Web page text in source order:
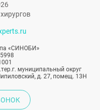
«СИНОБИ»
муниципальный округ
д. 27, помещ. 13Н